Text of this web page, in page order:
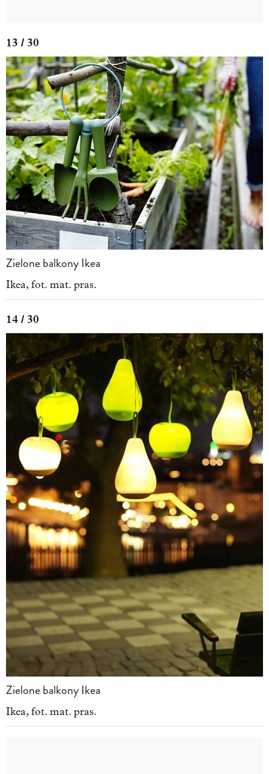
13 / 30
Zielone balkony Ikea
Ikea, fot. mat. pras.
14 / 30
Zielone balkony Ikea
Ikea, fot. mat. pras.